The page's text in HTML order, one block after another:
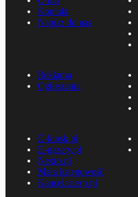
Kontakt
Napisz do nas
Reklama
Ogłoszenia
E-kiosk.pl
E-gazety.pl
Nexto.pl
Mała księgowość
Kancelarierp.pl